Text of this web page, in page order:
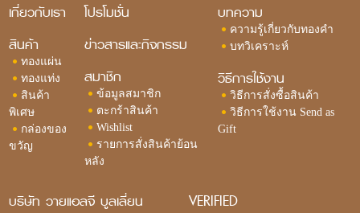
เกี่ยวกับเรา
สินค้า
ทองแผ่น
ทองแท่ง
สินค้า
พิเศษ
กล่องของ
ขวัญ
โปรโมชั่น
ข่าวสารและกิจกรรม
สมาชิก
ข้อมูลสมาชิก
ตะกร้าสินค้า
Wishlist
รายการสั่งสินค้าย้อน
หลัง
บทความ
ความรู้เกี่ยวกับทองคำ
บทวิเคราะห์
วิธีการใช้งาน
วิธีการสั่งซื้อสินค้า
วิธีการใช้งาน Send as
Gift
บริษัท วายแอลจี บูลเลี่ยน
VERIFIED